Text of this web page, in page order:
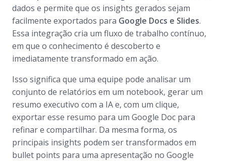
dados e permite que os insights gerados sejam
facilmente exportados para Google Docs e Slides.
Essa integração cria um fluxo de trabalho contínuo,
em que o conhecimento é descoberto e
imediatamente transformado em ação.
Isso significa que uma equipe pode analisar um
conjunto de relatórios em um notebook, gerar um
resumo executivo com a IA e, com um clique,
exportar esse resumo para um Google Doc para
refinar e compartilhar. Da mesma forma, os
principais insights podem ser transformados em
bullet points para uma apresentação no Google